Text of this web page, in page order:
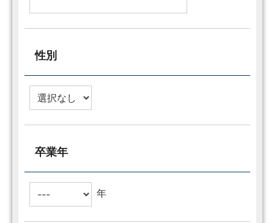
性別
卒業年
年